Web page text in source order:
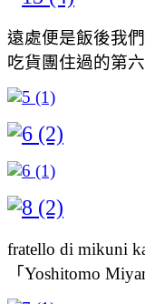
遠處便是飯後我
吃貨團住過的第
fratello di mikuni
「Yoshitomo